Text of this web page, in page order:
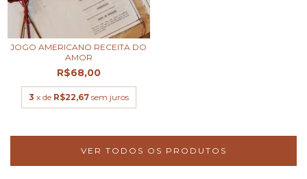
JOGO AMERICANO RECEITA DO
AMOR
R$68,00
3 x de R$22,67 sem juros
VER TODOS OS PRODUTOS